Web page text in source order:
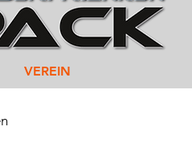
VEREIN